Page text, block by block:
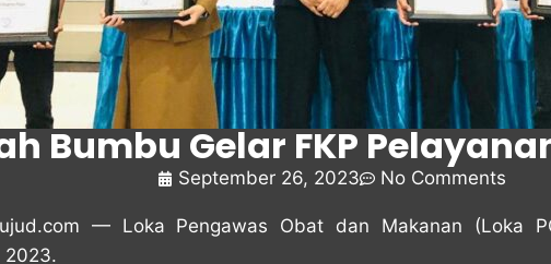
Bumbu Gelar FKP
September 26, 2023 No Comments
— Loka Pengawas Obat dan Makanan (Loka
2023.